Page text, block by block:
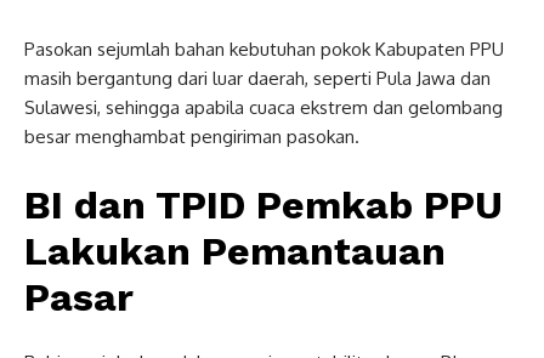
Pasokan sejumlah bahan kebutuhan pokok Kabupaten PPU
masih bergantung dari luar daerah, seperti Pula Jawa dan
Sulawesi, sehingga apabila cuaca ekstrem dan gelombang
besar menghambat pengiriman pasokan.
BI dan TPID Pemkab PPU
Lakukan Pemantauan
Pasar